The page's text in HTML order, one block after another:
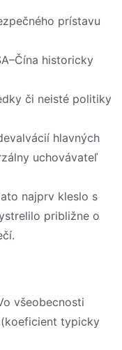
prístavu
historicky
či neisté politiky
hlavných
uchovávateľ
najprv kleslo s
približne o
všeobecnosti
typicky